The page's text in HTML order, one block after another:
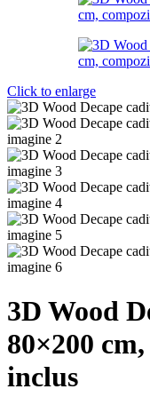
Click to enlarge
3D Wood
80×200
inclus